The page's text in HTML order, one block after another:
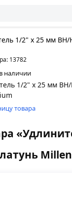
1/2" х 25 мм
13782
наличии
1/2" х 25 мм
товара